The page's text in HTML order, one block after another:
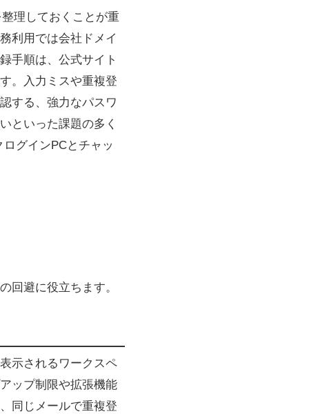
理しておくことが重
利用では会社ドメイ
手順は、公式サイト
。入力ミスや重複登
する、強力なパスワ
といった課題の多く
グインPCとチャッ
回避に役立ちます。
示されるワークスペ
ップ制限や拡張機能
同じメールで重複登